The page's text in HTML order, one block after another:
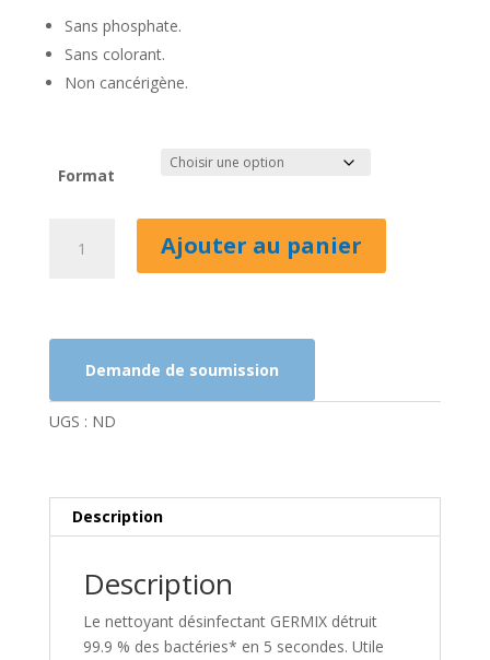
Sans phosphate.
Sans colorant.
Non cancérigène.
Format
02454459
Ajouter au panier
Demande de soumission
UGS : ND
Description
Description
Le nettoyant désinfectant GERMIX détruit
99.9 % des bactéries* en 5 secondes. Utile